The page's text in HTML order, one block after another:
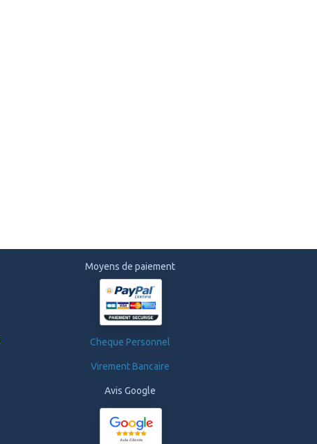
Moyens de paiement
Cheque Personnel
Virement Bancaire
Avis Google